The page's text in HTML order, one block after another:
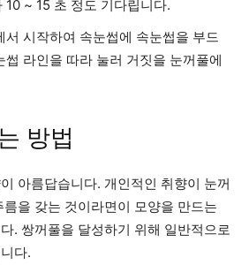
10 ~ 15 초 정도 기다립니다.
서 시작하여 속눈썹에 속눈썹을 부드
썹 라인을 따라 눌러 거짓을 눈꺼풀에
방법
아름답습니다. 개인적인 취향이 눈꺼
을 갖는 것이라면이 모양을 만드는
. 쌍꺼풀을 달성하기 위해 일반적으로
다.